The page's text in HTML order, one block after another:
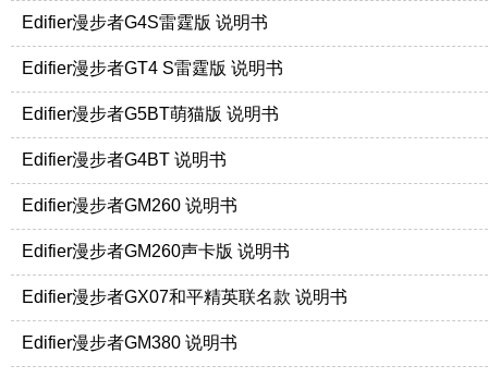
Edifier漫步者G4S雷霆版 说明书
Edifier漫步者GT4 S雷霆版 说明书
Edifier漫步者G5BT萌猫版 说明书
Edifier漫步者G4BT 说明书
Edifier漫步者GM260 说明书
Edifier漫步者GM260声卡版 说明书
Edifier漫步者GX07和平精英联名款 说明书
Edifier漫步者GM380 说明书